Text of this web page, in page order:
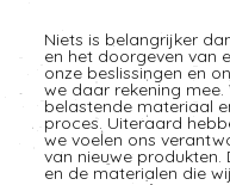
Niets is belangrijker
en het doorgeven van
onze beslissingen en
we daar rekening
belastende materiaal
proces. Uiteraard
we voelen ons
van nieuwe produkten.
en de materialen die